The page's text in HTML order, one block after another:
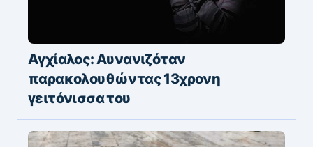
Αγχίαλος: Αυνανιζόταν
παρακολουθώντας 13χρονη
γειτόνισσα του